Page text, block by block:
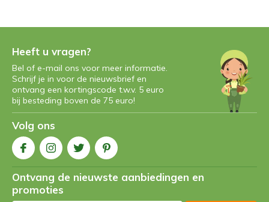
Heeft u vragen?
Bel of e-mail ons voor meer informatie.
Schrijf je in voor de nieuwsbrief en
ontvang een kortingscode t.w.v. 5 euro
bij besteding boven de 75 euro!
Volg ons
Ontvang de nieuwste aanbiedingen en
promoties